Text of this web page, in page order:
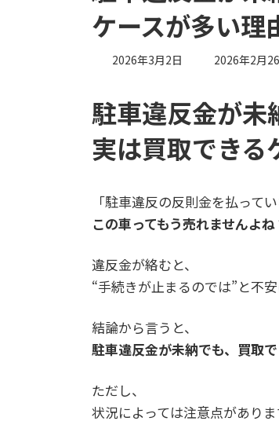
ケースが多い理
2026年3月2日 最終更新日
2026年2月
駐車違反金が未
実は買取できる
「駐車違反の反則金を払って
この車ってもう売れませんよね
違反金が絡むと、
“手続きが止まるのでは”と不安
結論から言うと、
駐車違反金が未納でも、買取で
ただし、
状況によっては注意点がありま